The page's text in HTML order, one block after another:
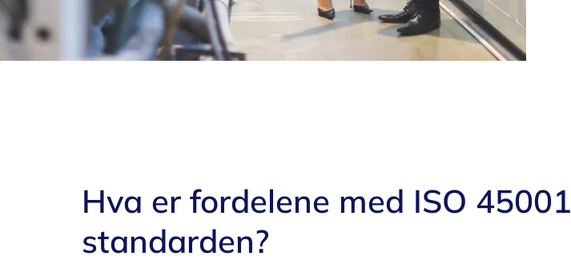
Hva er fordelene med ISO 45001
standarden?